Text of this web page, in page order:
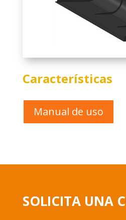
Características
Manual de uso
SOLICITA UNA